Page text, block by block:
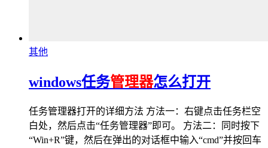
其他
windows任务管理器怎么打开
任务管理器打开的详细方法 方法一：右键点击任务栏空
白处，然后点击“任务管理器”即可。 方法二：同时按下
“Win+R”键，然后在弹出的对话框中输入“cmd”并按回车